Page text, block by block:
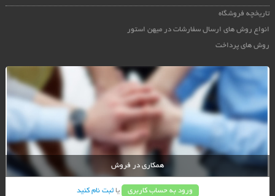
تاریخچه فروشگاه
انواع روش های ارسال سفارشات در میهن استور
روش های پرداخت
همکاری در فروش
ورود به حساب کاربری یاثبت نام کنید